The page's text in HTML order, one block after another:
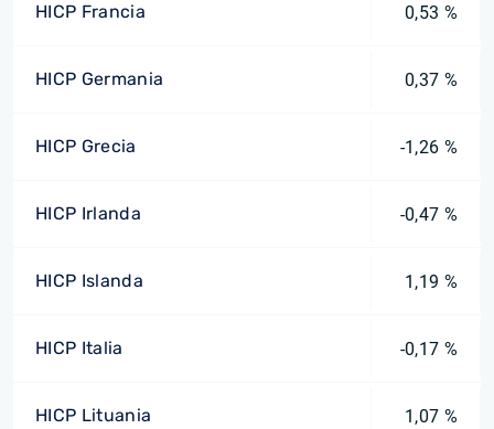
HICP Francia 0,53 %
HICP Germania 0,37 %
HICP Grecia -1,26 %
HICP Irlanda -0,47 %
HICP Islanda 1,19 %
HICP Italia -0,17 %
HICP Lituania 1,07 %